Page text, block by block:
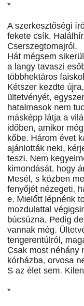
*
A szerkesztőségi
fekete csík.
Cserszegtomajról.
Hát mégsem
a langy tavaszi
többhektáros
Kétszer kezdte
ültetvényét,
hatalmasok nem
másképp látja a
időben, amikor
kőbe. Három évet
ajánlották neki,
teszi. Nem
kimondását, hogy
Mesél, s közben
fenyőjét nézegeti,
e. Mielőtt lépnénk
mozdulattal
búcsúzna. Pedig
vannak még.
tengerentúlról,
Csak most néhány
kórházba, orvosa
S az élet sem.
*